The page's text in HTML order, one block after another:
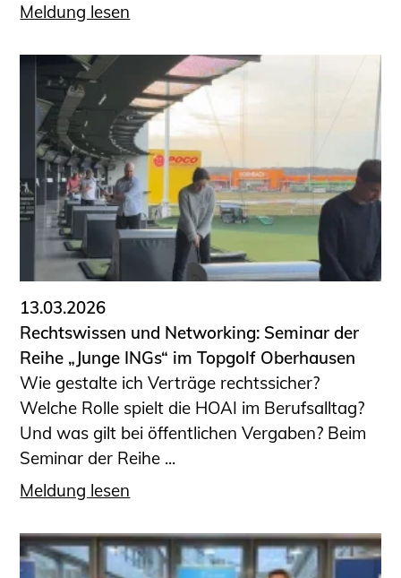
Meldung lesen
13.03.2026
Rechtswissen und Networking: Seminar der
Reihe „Junge INGs“ im Topgolf Oberhausen
Wie gestalte ich Verträge rechtssicher?
Welche Rolle spielt die HOAI im Berufsalltag?
Und was gilt bei öffentlichen Vergaben? Beim
Seminar der Reihe ...
Meldung lesen